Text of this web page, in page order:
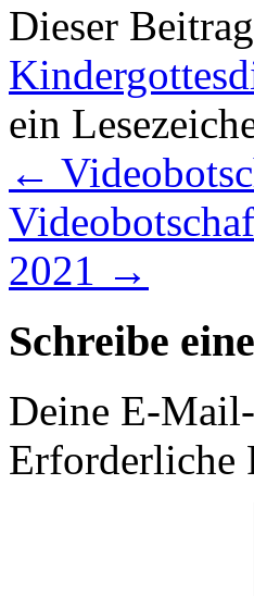
Dieser
ein
←
2021 →
Schreibe
Deine E-
Erforderliche